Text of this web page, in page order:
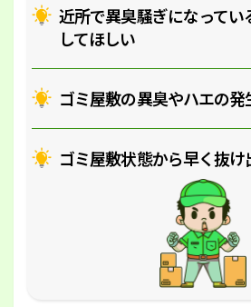
近所で異臭騒ぎになってい
してほしい
ゴミ屋敷の異臭やハエの発
ゴミ屋敷状態から早く抜け